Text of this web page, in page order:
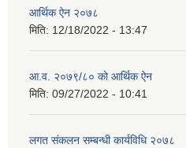
आर्थिक ऐन २०७८
मिति: 12/18/2022 - 13:47
आ.व. २०७९/८० को आर्थिक ऐन
मिति: 09/27/2022 - 10:41
लगत संकलन सम्बन्धी कार्यविधि २०७८